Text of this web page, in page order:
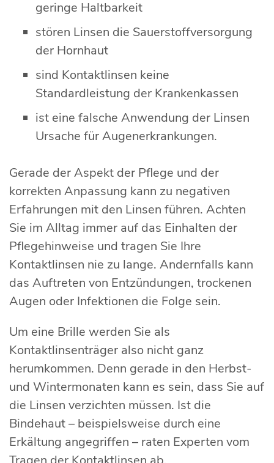
geringe Haltbarkeit
stören Linsen die Sauerstoffversorgung
der Hornhaut
sind Kontaktlinsen keine
Standardleistung der Krankenkassen
ist eine falsche Anwendung der Linsen
Ursache für Augenerkrankungen.
Gerade der Aspekt der Pflege und der
korrekten Anpassung kann zu negativen
Erfahrungen mit den Linsen führen. Achten
Sie im Alltag immer auf das Einhalten der
Pflegehinweise und tragen Sie Ihre
Kontaktlinsen nie zu lange. Andernfalls kann
das Auftreten von Entzündungen, trockenen
Augen oder Infektionen die Folge sein.
Um eine Brille werden Sie als
Kontaktlinsenträger also nicht ganz
herumkommen. Denn gerade in den Herbst-
und Wintermonaten kann es sein, dass Sie auf
die Linsen verzichten müssen. Ist die
Bindehaut – beispielsweise durch eine
Erkältung angegriffen – raten Experten vom